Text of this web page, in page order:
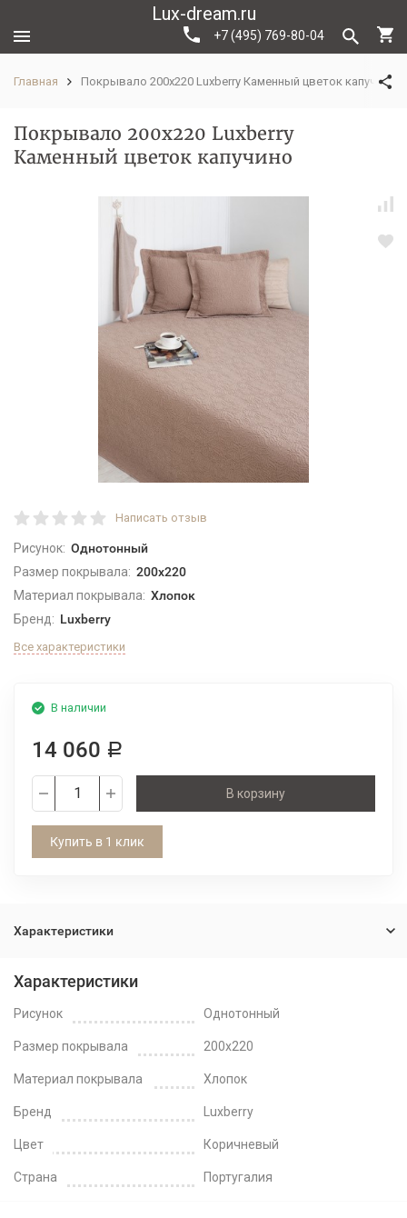
Lux-dream.ru
+7 (495) 769-80-04
Главная Покрывало 200х220 Luxberry Каменный цветок капучино
Покрывало 200х220 Luxberry
Каменный цветок капучино
Написать отзыв
Рисунок: Однотонный
Размер покрывала: 200x220
Материал покрывала: Хлопок
Бренд: Luxberry
Все характеристики
В наличии
14 060 Р
В корзину
Купить в 1 клик
Характеристики
Характеристики
Рисунок Однотонный
Размер покрывала 200x220
Материал покрывала Хлопок
Бренд Luxberry
Цвет Коричневый
Страна Португалия